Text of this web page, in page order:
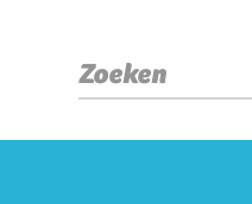
Zoeken